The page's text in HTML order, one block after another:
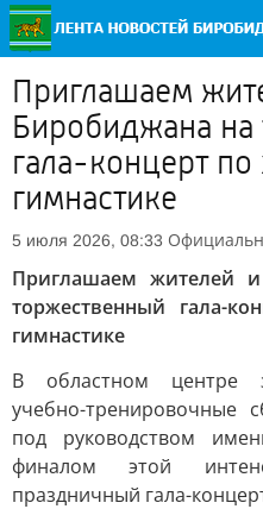
Приглашаем
Биробиджана на
гала-концерт
гимнастике
5 июля 2026, 08:33
Приглашаем жителей
торжественный гала-
гимнастике
В областном центре
учебно-тренировочные
под руководством
финалом этой
праздничный гала-